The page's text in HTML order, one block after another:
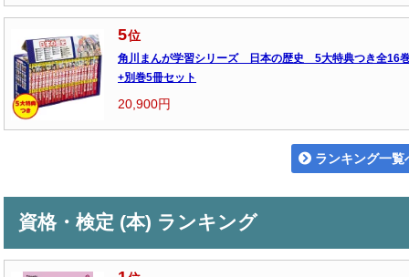
5位
角川まんが学習シリーズ 日本の歴史 5大特典つき全16
+別巻5冊セット
20,900円
ランキング一覧
資格・検定 (本) ランキング